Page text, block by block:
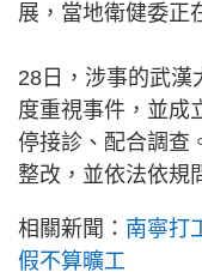
展，當地衛健委正
28日，涉事的武漢
度重視事件，並成
停接診、配合調查
整改，並依法依規
相關新聞： 南寧打
假不算曠工